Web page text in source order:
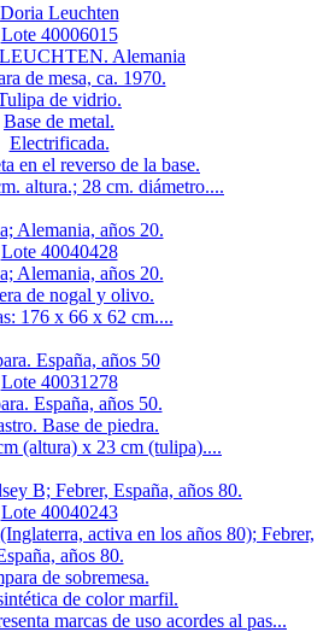
Doria Leuchten
Lote 40006015
Alemania
de mesa, ca. 1970.
de vidrio.
Base de metal.
Electrificada.
en el reverso de la base.
altura.; 28 cm. diámetro....
Alemania, años 20.
Lote 40040428
Alemania, años 20.
de nogal y olivo.
176 x 66 x 62 cm....
España, años 50
Lote 40031278
España, años 50.
Base de piedra.
(altura) x 23 cm (tulipa)....
B; Febrer, España, años 80.
Lote 40040243
activa en los años 80); Febrer,
años 80.
de sobremesa.
de color marfil.
marcas de uso acordes al pas...